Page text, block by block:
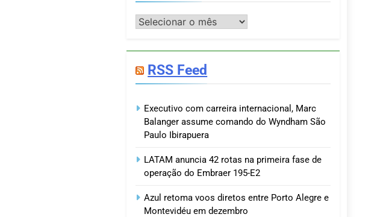
Postagens
RSS Feed
Executivo com carreira internacional, Marc
Balanger assume comando do Wyndham São
Paulo Ibirapuera
LATAM anuncia 42 rotas na primeira fase de
operação do Embraer 195-E2
Azul retoma voos diretos entre Porto Alegre e
Montevidéu em dezembro